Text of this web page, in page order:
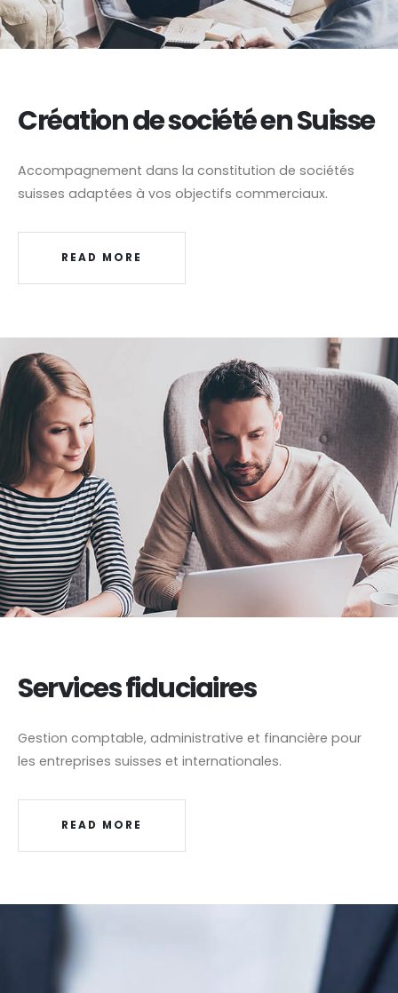
Création de société en Suisse
Accompagnement dans la constitution de sociétés
suisses adaptées à vos objectifs commerciaux.
READ MORE
Services fiduciaires
Gestion comptable, administrative et financière pour
les entreprises suisses et internationales.
READ MORE